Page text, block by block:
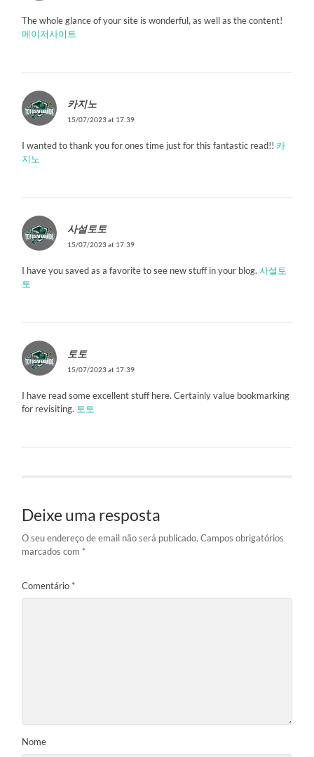
The whole glance of your site is wonderful, as well as the content!
메이저사이트
카지노
15/07/2023 at 17:39
I wanted to thank you for ones time just for this fantastic read!! 카
지노
사설토토
15/07/2023 at 17:39
I have you saved as a favorite to see new stuff in your blog.사설토
토
토토
15/07/2023 at 17:39
I have read some excellent stuff here. Certainly value bookmarking
for revisiting. 토토
Deixe uma resposta
O seu endereço de email não será publicado. Campos obrigatórios
marcados com *
Comentário *
Nome